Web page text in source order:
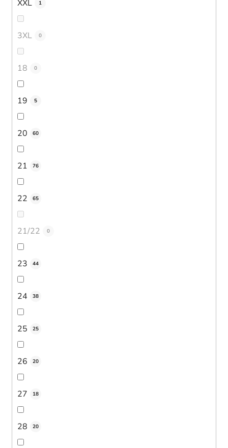
XXL 1
3XL 0
18 0
19 5
20 60
21 76
22 65
21/22 0
23 44
24 38
25 25
26 20
27 18
28 20